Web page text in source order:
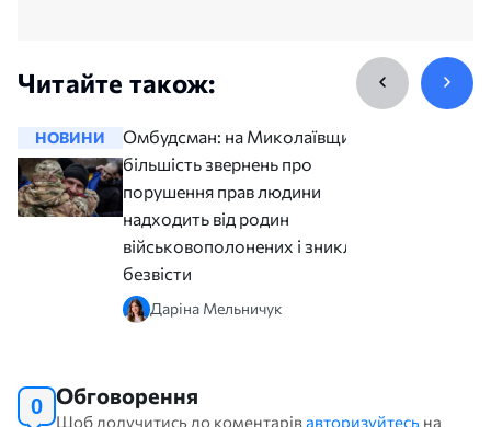
Читайте також:
НОВИНИ
Омбудсман: на Миколаївщині
більшість звернень про
порушення прав людини
надходить від родин
військовополонених і зниклих
безвісти
Даріна Мельничук
0 Обговорення
Щоб долучитись до коментарівавторизуйтесь на